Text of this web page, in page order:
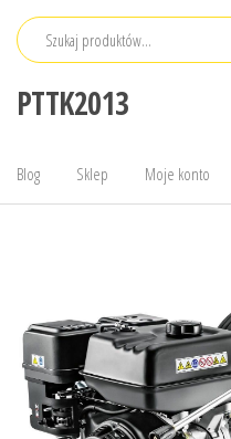
Przejdź
PTTK2013
Blog Sklep Moje konto